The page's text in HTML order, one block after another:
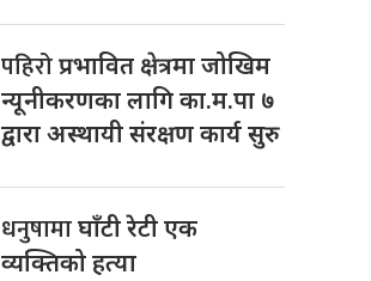
पहिरोप्रभावित क्षेत्रमा जोखिम
न्यूनीकरणका लागि का.म.पा ७
द्वारा अस्थायी संरक्षण कार्य सुरु
धनुषामाघाँटी रेटी एक
व्यक्तिको हत्या